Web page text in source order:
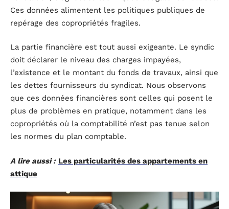
Ces données alimentent les politiques publiques de
repérage des copropriétés fragiles.
La partie financière est tout aussi exigeante. Le syndic
doit déclarer le niveau des charges impayées,
l’existence et le montant du fonds de travaux, ainsi que
les dettes fournisseurs du syndicat. Nous observons
que ces données financières sont celles qui posent le
plus de problèmes en pratique, notamment dans les
copropriétés où la comptabilité n’est pas tenue selon
les normes du plan comptable.
A lire aussi : Les particularités des appartements en
attique